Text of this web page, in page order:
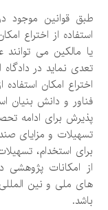
طبق قوانین موجود
استفاده از اختراع
یا مالکین می
تعدی نماید در
اختراع امکان
فناور و دانش بنیان
پذیرش برای ادامه
تسهیلات و مزایای
برای استخدام،
از امکانات پژوهشی
های ملی و نین
باشد.